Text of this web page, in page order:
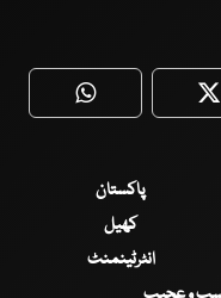
WhatsApp
پاکستان
کھیل
انٹرٹینمنٹ